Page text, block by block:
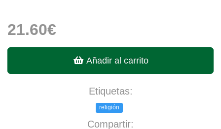
21.60€
Añadir al carrito
Etiquetas:
religión
Compartir: